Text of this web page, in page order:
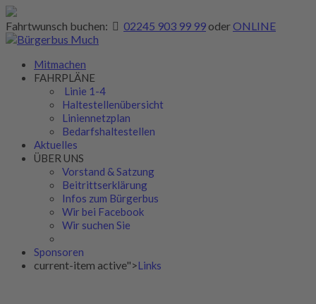
Fahrtwunsch buchen: 02245 903 99 99 oderONLINE
Mitmachen
FAHRPLÄNE
Linie 1-4
Haltestellenübersicht
Liniennetzplan
Bedarfshaltestellen
Aktuelles
ÜBER UNS
Vorstand & Satzung
Beitrittserklärung
Infos zum Bürgerbus
Wir bei Facebook
Wir suchen Sie
Sponsoren
current-item active">Links